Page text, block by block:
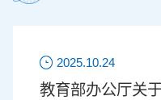
2025.10.24
教育部办公厅关